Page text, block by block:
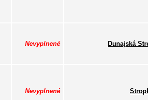
Nevyplnené Dunajská
Nevyplnené